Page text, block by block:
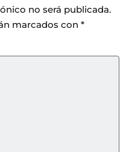
no será publicada.
marcados con *